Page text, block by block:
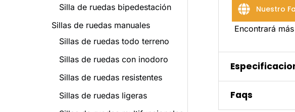
Silla de ruedas bipedestación
Sillas de ruedas manuales
Sillas de ruedas todo terreno
Sillas de ruedas con inodoro
Sillas de ruedas resistentes
Sillas de ruedas ligeras
desmontable.
Encontrará
Faqs
Nuestro